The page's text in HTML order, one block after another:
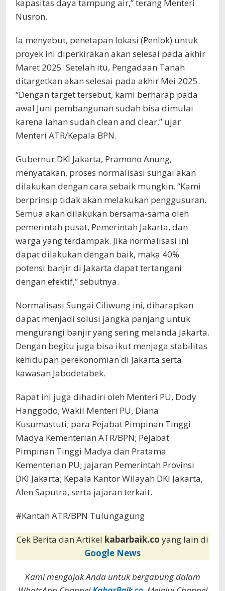
kapasitas daya tampung air,” terang Menteri
Nusron.
Ia menyebut, penetapan lokasi (Penlok) untuk
proyek ini diperkirakan akan selesai pada akhir
Maret 2025. Setelah itu, Pengadaan Tanah
ditargetkan akan selesai pada akhir Mei 2025.
“Dengan target tersebut, kami berharap pada
awal Juni pembangunan sudah bisa dimulai
karena lahan sudah clean and clear,” ujar
Menteri ATR/Kepala BPN.
Gubernur DKI Jakarta, Pramono Anung,
menyatakan, proses normalisasi sungai akan
dilakukan dengan cara sebaik mungkin. “Kami
berprinsip tidak akan melakukan penggusuran.
Semua akan dilakukan bersama-sama oleh
pemerintah pusat, Pemerintah Jakarta, dan
warga yang terdampak. Jika normalisasi ini
dapat dilakukan dengan baik, maka 40%
potensi banjir di Jakarta dapat tertangani
dengan efektif,” sebutnya.
Normalisasi Sungai Ciliwung ini, diharapkan
dapat menjadi solusi jangka panjang untuk
mengurangi banjir yang sering melanda Jakarta.
Dengan begitu juga bisa ikut menjaga stabilitas
kehidupan perekonomian di Jakarta serta
kawasan Jabodetabek.
Rapat ini juga dihadiri oleh Menteri PU, Dody
Hanggodo; Wakil Menteri PU, Diana
Kusumastuti; para Pejabat Pimpinan Tinggi
Madya Kementerian ATR/BPN; Pejabat
Pimpinan Tinggi Madya dan Pratama
Kementerian PU; jajaran Pemerintah Provinsi
DKI Jakarta; Kepala Kantor Wilayah DKI Jakarta,
Alen Saputra, serta jajaran terkait.
#Kantah ATR/BPN Tulungagung
Cek Berita dan Artikel kabarbaik.co yang lain di
Google News
Kami mengajak Anda untuk bergabung dalam